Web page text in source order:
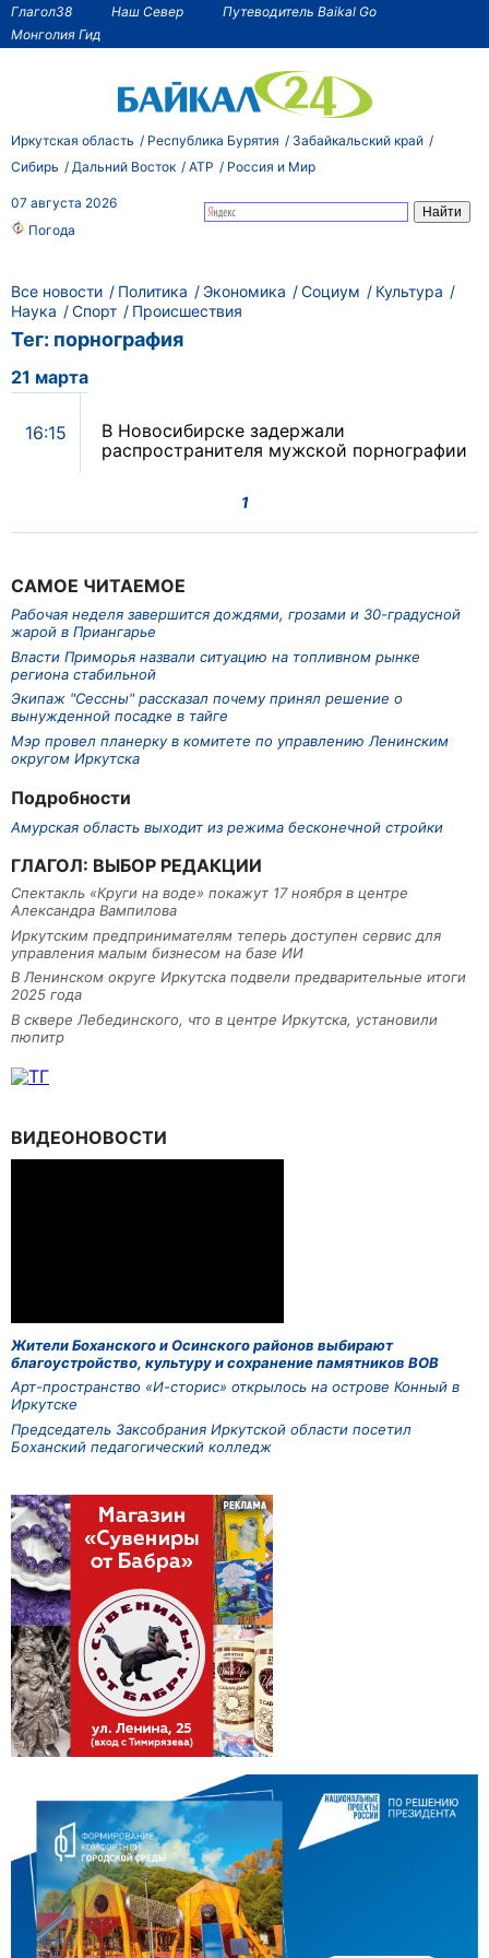
Глагол38 Наш Север
Путеводитель Baikal Go
Монголия Гид
Иркутская область Республика Бурятия
Забайкальский край
Сибирь
Дальний Восток АТР Россия и Мир
07 августа 2026
Погода
САМОЕ ЧИТАЕМОЕ
Рабочая неделя завершится дождями, грозами и 30-градусной
жарой в Приангарье
Власти Приморья назвали ситуацию на топливном рынке
региона стабильной
Экипаж "Сессны" рассказал почему принял решение о
вынужденной посадке в тайге
Мэр провел планерку в комитете по управлению Ленинским
округом Иркутска
Подробности
Амурская область выходит из режима бесконечной стройки
ГЛАГОЛ: ВЫБОР РЕДАКЦИИ
Спектакль «Круги на воде» покажут 17 ноября в центре
Александра Вампилова
Иркутским предпринимателям теперь доступен сервис для
управления малым бизнесом на базе ИИ
В Ленинском округе Иркутска подвели предварительные итоги
2025 года
В сквере Лебединского, что в центре Иркутска, установили
пюпитр
Все новости Политика Экономика Социум
Культура
Наука
Спорт Происшествия
Тег: порнография
21 марта
16:15
В Новосибирске задержали
распространителя мужской порнографии
1
ВИДЕОНОВОСТИ
Жители Боханского и Осинского районов выбирают
благоустройство, культуру и сохранение памятников ВОВ
Арт-пространство «И-сторис» открылось на острове Конный в
Иркутске
Председатель Заксобрания Иркутской области посетил
Боханский педагогический колледж